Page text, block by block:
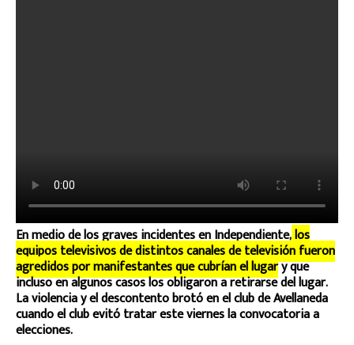
En medio de los graves incidentes en Independiente,los
equipos televisivos de distintos canales de televisión fueron
agredidos por manifestantes que cubrían el lugary que
incluso en algunos casos los obligaron a retirarse del lugar.
La violencia y el descontento brotó en el club de Avellaneda
cuando el club evitó tratar este viernes la convocatoria a
elecciones.